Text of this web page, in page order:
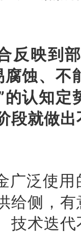
反映到
蚀、
认知
段就做
泛使用
给侧，
技术迭